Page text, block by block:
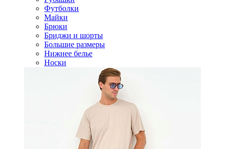
Футболки
Майки
Брюки
Бриджи и шорты
Большие размеры
Нижнее белье
Носки